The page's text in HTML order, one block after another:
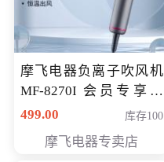
摩飞电器负离子吹风机
MF-8270I 会员专享价
369元
499.00 库存100
摩飞电器专卖店